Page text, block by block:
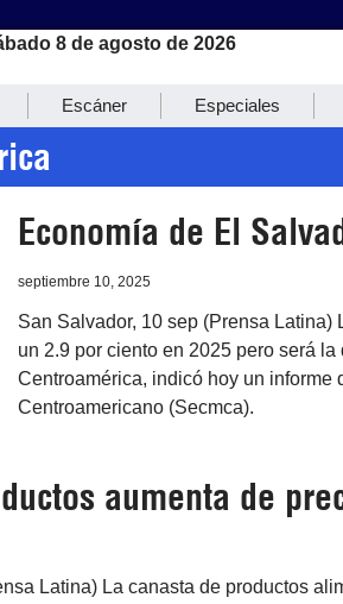
8 de agosto de 2026
Escáner Especiales
Economía de El
septiembre 10, 2025
San Salvador, 10 sep (Prensa
un 2.9 por ciento en 2025 pero será
Centroamérica, indicó hoy un informe
Centroamericano (Secmca).
aumenta de
Latina) La canasta de productos